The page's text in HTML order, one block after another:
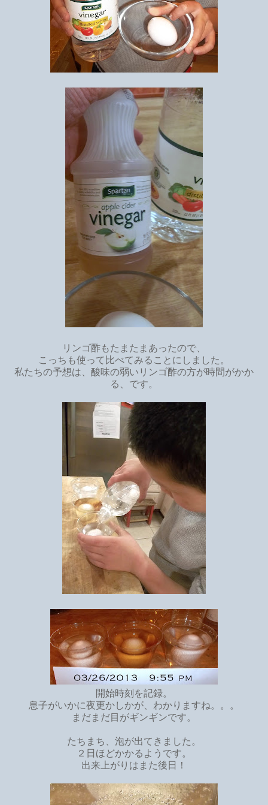
リンゴ酢もたまたまあったので、
こっちも使って比べてみることにしました。
私たちの予想は、酸味の弱いリンゴ酢の方が時間がかか
る、です。
開始時刻を記録。
息子がいかに夜更かしかが、わかりますね。。。
まだまだ目がギンギンです。
たちまち、泡が出てきました。
２日ほどかかるようです。
出来上がりはまた後日！